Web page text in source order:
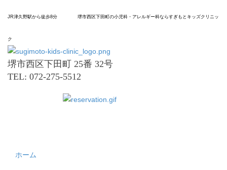
JR津久野駅から徒歩8分 堺市西区下田町の小児科 ・アレルギー科ならすぎもと キッズクリニッ
ク
堺市西区下田町 25番 32号
TEL: 072-275-5512
ホーム